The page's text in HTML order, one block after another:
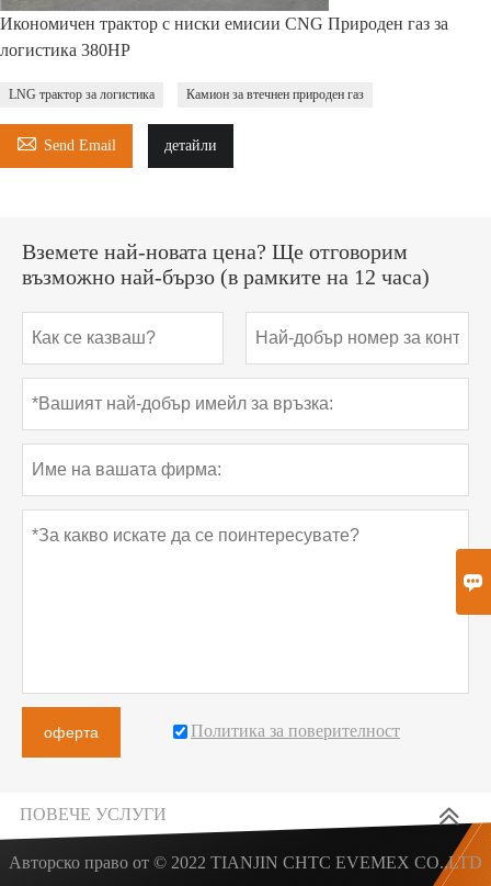
Икономичен трактор с ниски емисии CNG Природен газ за
логистика 380HP
LNG трактор за логистика Камион за втечнен природен газ
 Send Email детайли
Вземете най-новата цена? Ще отговорим
възможно най-бързо (в рамките на 12 часа)
оферта Политика за поверителност
ПОВЕЧЕ УСЛУГИ
Авторско право от © 2022 TIANJIN CHTC EVEMEX CO.,LTD
